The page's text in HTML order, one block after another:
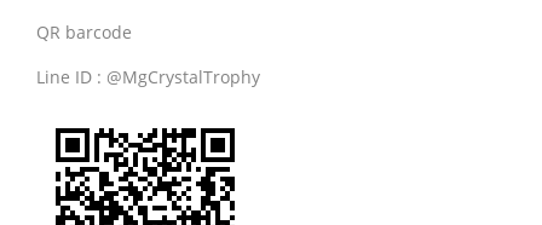
QR barcode
Line ID : @MgCrystalTrophy